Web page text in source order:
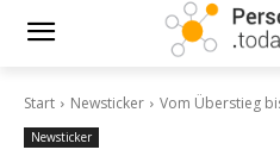
Start Newsticker Vom Überstieg
Newsticker